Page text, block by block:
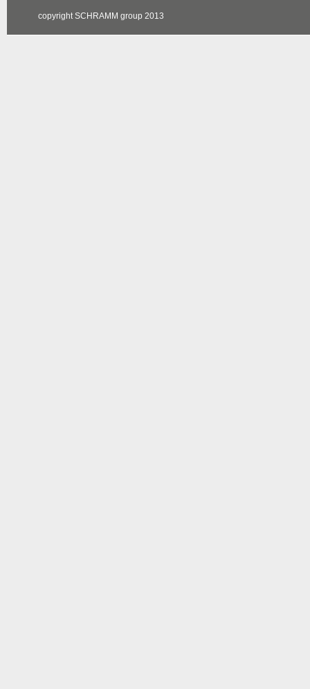
copyright SCHRAMM group 2013